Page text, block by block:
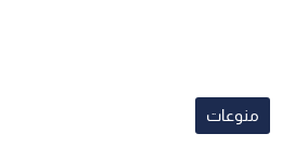
منوعات